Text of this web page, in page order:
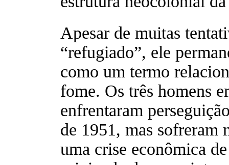
Apesar de muitas
“refugiado”, ele
como um termo
fome. Os três homens
enfrentaram
de 1951, mas sofreram
uma crise econômica